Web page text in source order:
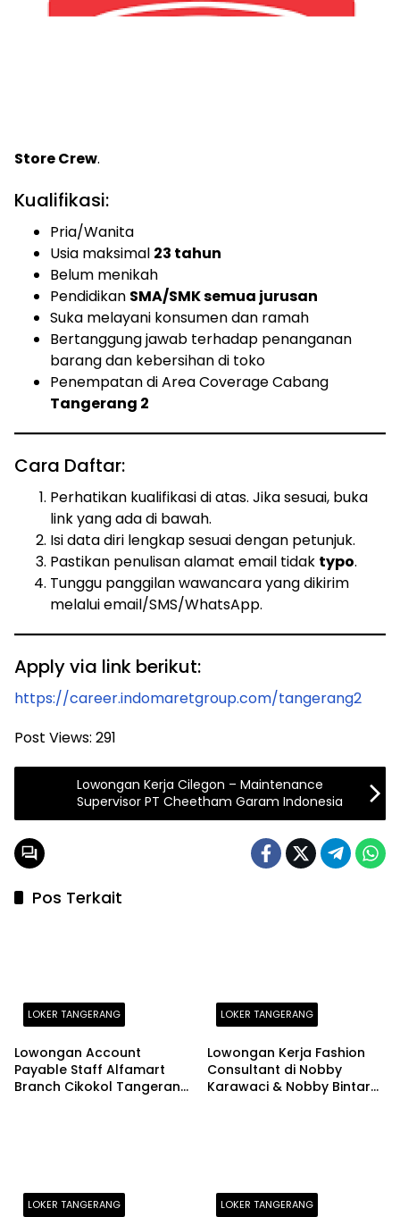
Store Crew.
Kualifikasi:
Pria/Wanita
Usia maksimal 23 tahun
Belum menikah
Pendidikan SMA/SMK semua jurusan
Suka melayani konsumen dan ramah
Bertanggung jawab terhadap penanganan
barang dan kebersihan di toko
Penempatan di Area Coverage Cabang
Tangerang 2
Cara Daftar:
Perhatikan kualifikasi di atas. Jika sesuai, buka
link yang ada di bawah.
Isi data diri lengkap sesuai dengan petunjuk.
Pastikan penulisan alamat email tidak typo.
Tunggu panggilan wawancara yang dikirim
melalui email/SMS/WhatsApp.
Apply via link berikut:
https://career.indomaretgroup.com/tangerang2
Post Views: 291
Lowongan Kerja Cilegon – Maintenance
Supervisor PT Cheetham Garam Indonesia
Pos Terkait
LOKER TANGERANG
Lowongan Account
Payable Staff Alfamart
Branch Cikokol Tangerang
LOKER TANGERANG
Lowongan Kerja Fashion
Consultant di Nobby
Karawaci & Nobby Bintaro
LOKER TANGERANG LOKER TANGERANG